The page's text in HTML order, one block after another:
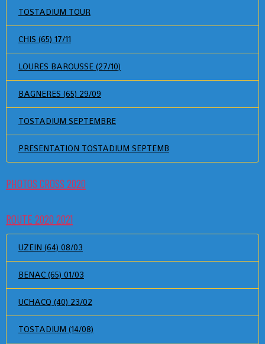
TOSTADIUM TOUR
CHIS (65) 17/11
LOURES BAROUSSE (27/10)
BAGNERES (65) 29/09
TOSTADIUM SEPTEMBRE
PRESENTATION TOSTADIUM SEPTEMB
PHOTOS CROSS 2020
ROUTE 2020 2021
UZEIN (64) 08/03
BENAC (65) 01/03
UCHACQ (40) 23/02
TOSTADIUM (14/08)